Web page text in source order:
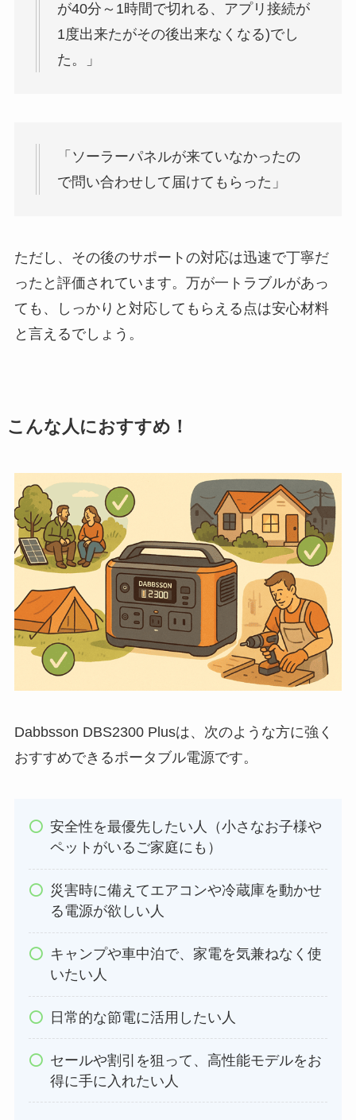
が40分～1時間で切れる、アプリ接続が
1度出来たがその後出来なくなる)でし
た。」
「ソーラーパネルが来ていなかったの
で問い合わせして届けてもらった」
ただし、その後のサポートの対応は迅速で丁寧だ
ったと評価されています。万が一トラブルがあっ
ても、しっかりと対応してもらえる点は安心材料
と言えるでしょう。
こんな人におすすめ！
Dabbsson DBS2300 Plusは、次のような方に強く
おすすめできるポータブル電源です。
安全性を最優先したい人（小さなお子様や
ペットがいるご家庭にも）
災害時に備えてエアコンや冷蔵庫を動かせ
る電源が欲しい人
キャンプや車中泊で、家電を気兼ねなく使
いたい人
日常的な節電に活用したい人
セールや割引を狙って、高性能モデルをお
得に手に入れたい人